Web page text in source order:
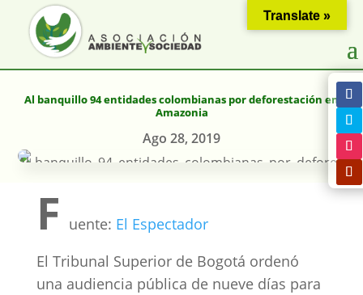
Al banquillo 94 entidades colombianas por deforestación en
Amazonia
Ago 28, 2019
F uente: El Espectador
El Tribunal Superior de Bogotá ordenó
una audiencia pública de nueve días para
Translate »